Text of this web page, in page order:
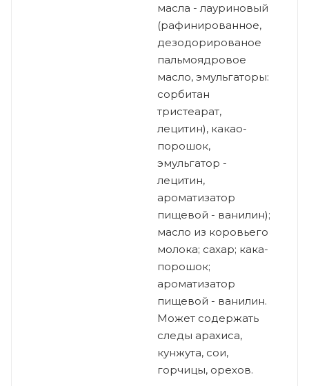
масла - лауриновый
(рафинированное,
дезодорированое
пальмоядровое
масло, эмульгаторы:
сорбитан
тристеарат,
лецитин), какао-
порошок,
эмульгатор -
лецитин,
ароматизатор
пищевой - ванилин);
масло из коровьего
молока; сахар; кака-
порошок;
ароматизатор
пищевой - ванилин.
Может содержать
следы арахиса,
кунжута, сои,
горчицы, орехов.